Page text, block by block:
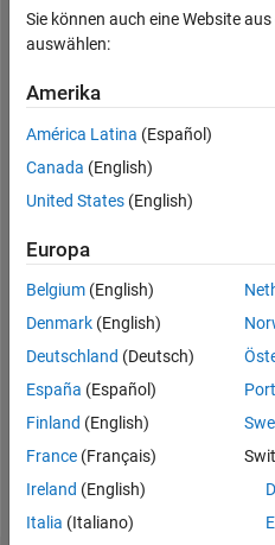
seen:
etwa
Jahr
vor
|
Aktiv
2018
Followers:
1
Following:
0
Follow
Sie können auch eine Website
auswählen:
Amerika
América Latina (Español)
Canada (English)
United States (English)
Europa
Belgium (English)
Denmark (English)
Deutschland (Deutsch)
España (Español)
Finland (English)
France (Français)
Ireland (English)
Italia (Italiano)